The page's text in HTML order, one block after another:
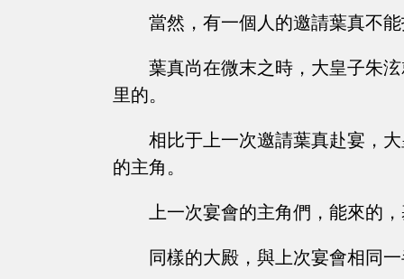
當然，有一個人的邀請葉真不
葉真尚在微末之時，大皇子朱
里的。
相比于上一次邀請葉真赴宴，
的主角。
上一次宴會的主角們，能來的
同樣的大殿，與上次宴會相同